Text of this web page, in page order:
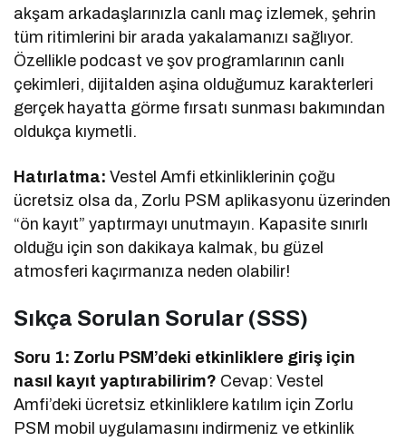
akşam arkadaşlarınızla canlı maç izlemek, şehrin
tüm ritimlerini bir arada yakalamanızı sağlıyor.
Özellikle podcast ve şov programlarının canlı
çekimleri, dijitalden aşina olduğumuz karakterleri
gerçek hayatta görme fırsatı sunması bakımından
oldukça kıymetli.
Hatırlatma: Vestel Amfi etkinliklerinin çoğu
ücretsiz olsa da, Zorlu PSM aplikasyonu üzerinden
“ön kayıt” yaptırmayı unutmayın. Kapasite sınırlı
olduğu için son dakikaya kalmak, bu güzel
atmosferi kaçırmanıza neden olabilir!
Sıkça Sorulan Sorular (SSS)
Soru 1: Zorlu PSM’deki etkinliklere giriş için
nasıl kayıt yaptırabilirim? Cevap: Vestel
Amfi’deki ücretsiz etkinliklere katılım için Zorlu
PSM mobil uygulamasını indirmeniz ve etkinlik